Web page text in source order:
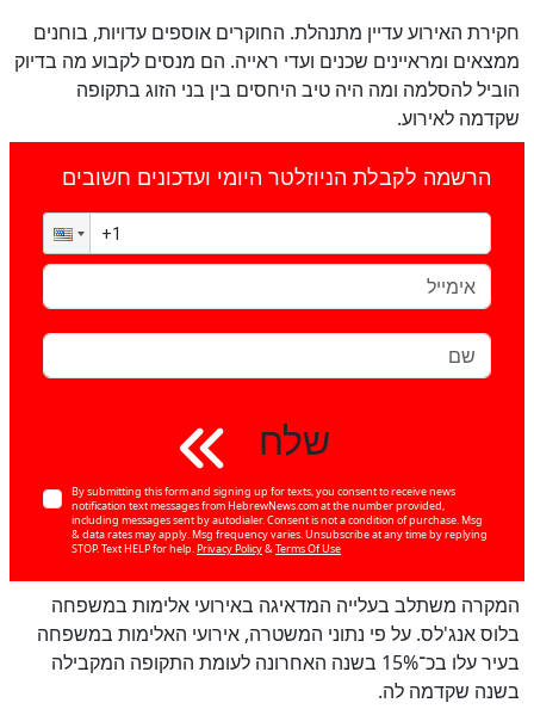
חקירת האירוע עדיין מתנהלת. החוקרים אוספים עדויות, בוחנים
ממצאים ומראיינים שכנים ועדי ראייה. הם מנסים לקבוע מה בדיוק
הוביל להסלמה ומה היה טיב היחסים בין בני הזוג בתקופה
שקדמה לאירוע.
הרשמה לקבלת הניוזלטר היומי ועדכונים חשובים
שלח
By submitting this form and signing up for texts, you consent to receive news
notification text messages from HebrewNews.com at the number provided,
including messages sent by autodialer. Consent is not a condition of purchase. Msg
& data rates may apply. Msg frequency varies. Unsubscribe at any time by replying
STOP. Text HELP for help.Privacy Policy&Terms Of Use
המקרה משתלב בעלייה המדאיגה באירועי אלימות במשפחה
בלוס אנג'לס. על פי נתוני המשטרה, אירועי האלימות במשפחה
בעיר עלו בכ־15% בשנה האחרונה לעומת התקופה המקבילה
בשנה שקדמה לה.